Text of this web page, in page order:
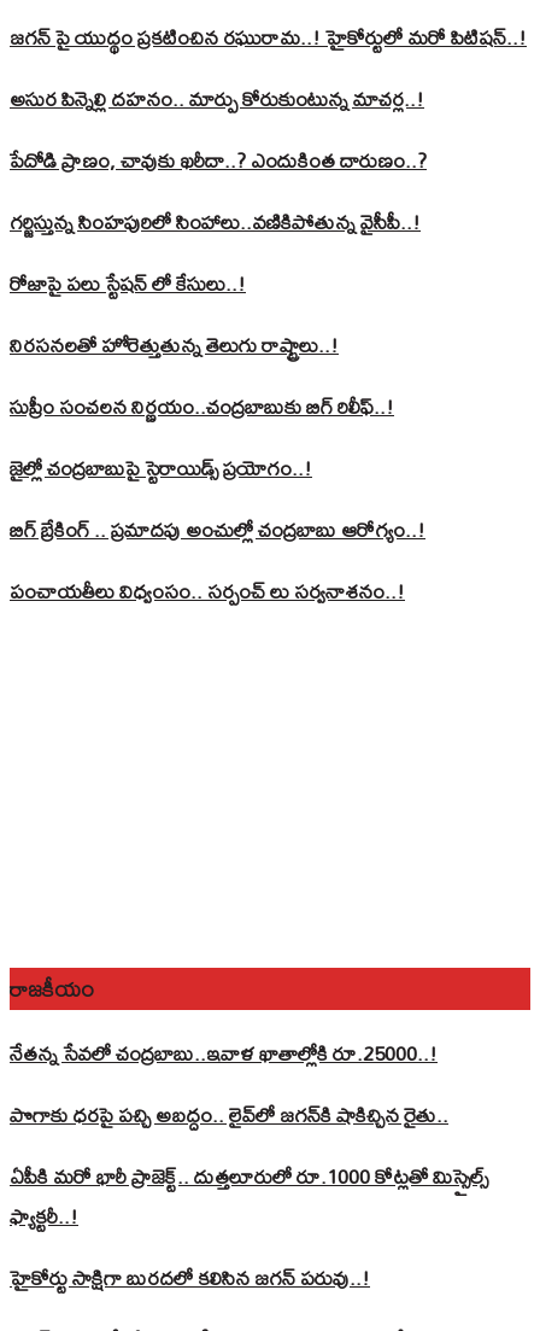
జగన్ పై యుద్థం ప్రకటించిన రఘురామ..! హైకోర్టులో మరో పిటిషన్..!
అసుర పిన్నెల్లి దహనం.. మార్పు కోరుకుంటున్న మాచర్ల..!
పేదోడి ప్రాణం, చావుకు ఖరీదా..? ఎందుకింత దారుణం..?
గర్జిస్తున్న సింహపురిలో సింహాలు..వణికిపోతున్న వైసీపీ..!
రోజాపై పలు స్టేషన్ లో కేసులు..!
నిరసనలతో హోరెత్తుతున్న తెలుగు రాష్ట్రాలు..!
సుప్రీం సంచలన నిర్ణయం..చంద్రబాబుకు బిగ్ రిలీఫ్..!
జైల్లో చంద్రబాబుపై స్టెరాయిడ్స్ ప్రయోగం..!
బిగ్ బ్రేకింగ్ .. ప్రమాదపు అంచుల్లో చంద్రబాబు ఆరోగ్యం..!
పంచాయతీలు విధ్వంసం.. సర్పంచ్ లు సర్వనాశనం..!
రాజకీయం
నేతన్న సేవలో చంద్రబాబు..ఇవాళ ఖాతాల్లోకి రూ.25000..!
పొగాకు ధరపై పచ్చి అబద్దం.. లైవ్‌లో జగన్‌కి షాకిచ్చిన రైతు..
ఏపీకి మరో భారీ ప్రాజెక్ట్.. దుత్తలూరులో రూ.1000 కోట్లతో మిస్సైల్స్
ఫ్యాక్టరీ..!
హైకోర్టు సాక్షిగా బురదలో కలిసిన జగన్ పరువు..!